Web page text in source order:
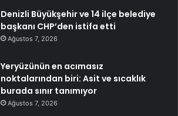
Denizli Büyükşehir ve 14 ilçe belediye
başkanı CHP’den istifa etti
Ağustos 7, 2026
Yeryüzünün en acımasız
noktalarından biri: Asit ve sıcaklık
burada sınır tanımıyor
Ağustos 7, 2026